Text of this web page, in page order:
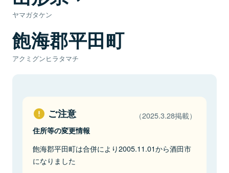
ヤマガタケン
飽海郡平田町
アクミグンヒラタマチ
ご注意 （2025.3.28掲載）
住所等の変更情報
飽海郡平田町は合併により2005.11.01から酒田市
になりました